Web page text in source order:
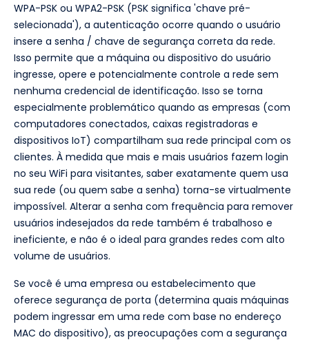
WPA-PSK ou WPA2-PSK (PSK significa 'chave pré-
selecionada'), a autenticação ocorre quando o usuário
insere a senha / chave de segurança correta da rede.
Isso permite que a máquina ou dispositivo do usuário
ingresse, opere e potencialmente controle a rede sem
nenhuma credencial de identificação. Isso se torna
especialmente problemático quando as empresas (com
computadores conectados, caixas registradoras e
dispositivos IoT) compartilham sua rede principal com os
clientes. À medida que mais e mais usuários fazem login
no seu WiFi para visitantes, saber exatamente quem usa
sua rede (ou quem sabe a senha) torna-se virtualmente
impossível. Alterar a senha com frequência para remover
usuários indesejados da rede também é trabalhoso e
ineficiente, e não é o ideal para grandes redes com alto
volume de usuários.
Se você é uma empresa ou estabelecimento que
oferece segurança de porta (determina quais máquinas
podem ingressar em uma rede com base no endereço
MAC do dispositivo), as preocupações com a segurança